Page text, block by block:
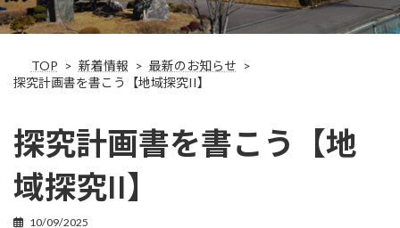
TOP 新着情報
最新のお知らせ
探究計画書を書こう【地域探究II】
探究計画書を書こう【地
域探究II】
10/09/2025